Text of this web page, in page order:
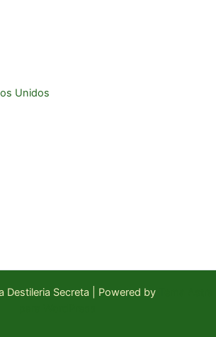
Unidos
Secreta | Powered by